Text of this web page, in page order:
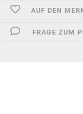
AUF DEN
FRAGE ZUM